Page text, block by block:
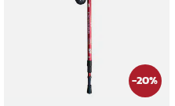
-20%